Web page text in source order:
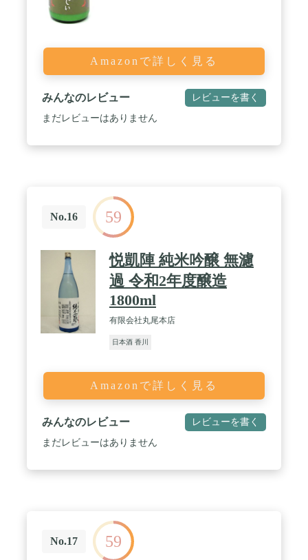
Amazonで詳しく見る
みんなのレビュー レビューを書く
まだレビューはありません
No.16 59
悦凱陣 純米吟醸 無濾
過 令和2年度醸造
1800ml
有限会社丸尾本店
日本酒 香川
Amazonで詳しく見る
みんなのレビュー レビューを書く
まだレビューはありません
No.17 59